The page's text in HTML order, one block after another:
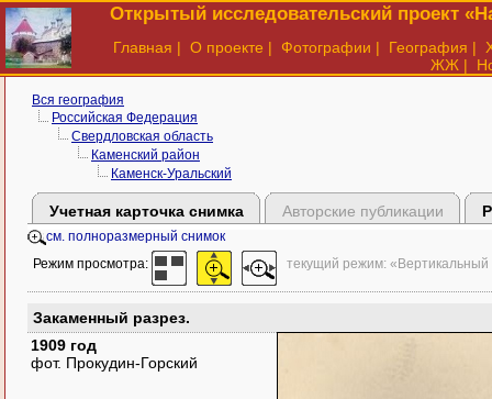
Открытый исследовательский проект
Главная | О проекте | Фотографии | География |
ЖЖ |
Вся география
Российская Федерация
Свердловская область
Каменский район
Каменск-Уральский
Учетная карточка снимка Авторские публикации
см. полноразмерный снимок
Режим просмотра: текущий режим: «Вертикальный
Закаменный разрез.
1909 год
фот. Прокудин-Горский